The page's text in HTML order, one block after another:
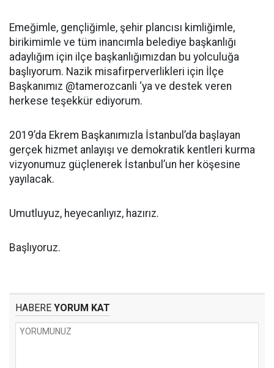
Emeğimle, gençliğimle, şehir plancısı kimliğimle,
birikimimle ve tüm inancımla belediye başkanlığı
adaylığım için ilçe başkanlığımızdan bu yolculuğa
başlıyorum. Nazik misafirperverlikleri için İlçe
Başkanımız @tamerozcanli ‘ya ve destek veren
herkese teşekkür ediyorum.
2019’da Ekrem Başkanımızla İstanbul’da başlayan
gerçek hizmet anlayışı ve demokratik kentleri kurma
vizyonumuz güçlenerek İstanbul’un her köşesine
yayılacak.
Umutluyuz, heyecanlıyız, hazırız.
Başlıyoruz.
HABERE YORUM KAT